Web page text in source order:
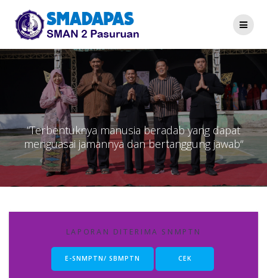
to
content
“Terbentuknya manusia beradab yang dapat
menguasai jamannya dan bertanggung jawab“
LAPORAN DITERIMA SNMPTN
E-SNMPTN/ SBMPTN CEK